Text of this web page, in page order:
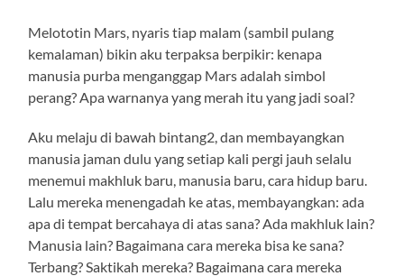
Melototin Mars, nyaris tiap malam (sambil pulang
kemalaman) bikin aku terpaksa berpikir: kenapa
manusia purba menganggap Mars adalah simbol
perang? Apa warnanya yang merah itu yang jadi soal?
Aku melaju di bawah bintang2, dan membayangkan
manusia jaman dulu yang setiap kali pergi jauh selalu
menemui makhluk baru, manusia baru, cara hidup baru.
Lalu mereka menengadah ke atas, membayangkan: ada
apa di tempat bercahaya di atas sana? Ada makhluk lain?
Manusia lain? Bagaimana cara mereka bisa ke sana?
Terbang? Saktikah mereka? Bagaimana cara mereka